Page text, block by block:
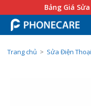
Bảng Giá
Trang chủ > Sửa Điện Thoại